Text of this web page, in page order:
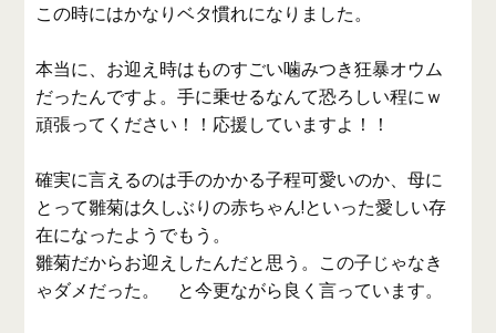
この時にはかなりベタ慣れになりました。
本当に、お迎え時はものすごい噛みつき狂暴オウム
だったんですよ。手に乗せるなんて恐ろしい程にｗ
頑張ってください！！応援していますよ！！
確実に言えるのは手のかかる子程可愛いのか、母に
とって雛菊は久しぶりの赤ちゃん!といった愛しい存
在になったようでもう。
雛菊だからお迎えしたんだと思う。この子じゃなき
ゃダメだった。 と今更ながら良く言っています。